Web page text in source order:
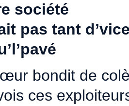
société
pas tant
bondit de
ces